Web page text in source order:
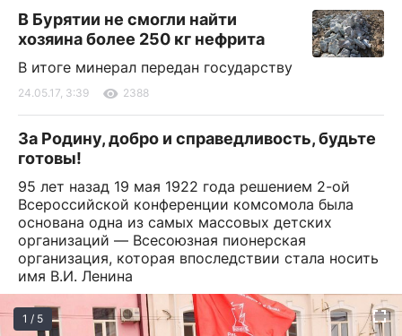
В Бурятии не смогли найти
хозяина более 250 кг нефрита
В итоге минерал передан государству
24.05.17, 3:39 2388
За Родину, добро и справедливость, будьте
готовы!
95 лет назад 19 мая 1922 года решением 2-ой
Всероссийской конференции комсомола была
основана одна из самых массовых детских
организаций — Всесоюзная пионерская
организация, которая впоследствии стала носить
имя В.И. Ленина
1 / 5